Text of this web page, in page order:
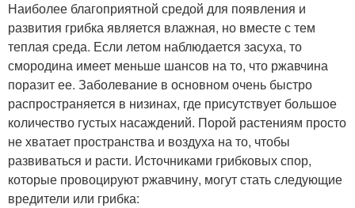
Наиболее благоприятной средой для появления и
развития грибка является влажная, но вместе с тем
теплая среда. Если летом наблюдается засуха, то
смородина имеет меньше шансов на то, что ржавчина
поразит ее. Заболевание в основном очень быстро
распространяется в низинах, где присутствует большое
количество густых насаждений. Порой растениям просто
не хватает пространства и воздуха на то, чтобы
развиваться и расти. Источниками грибковых спор,
которые провоцируют ржавчину, могут стать следующие
вредители или грибка: